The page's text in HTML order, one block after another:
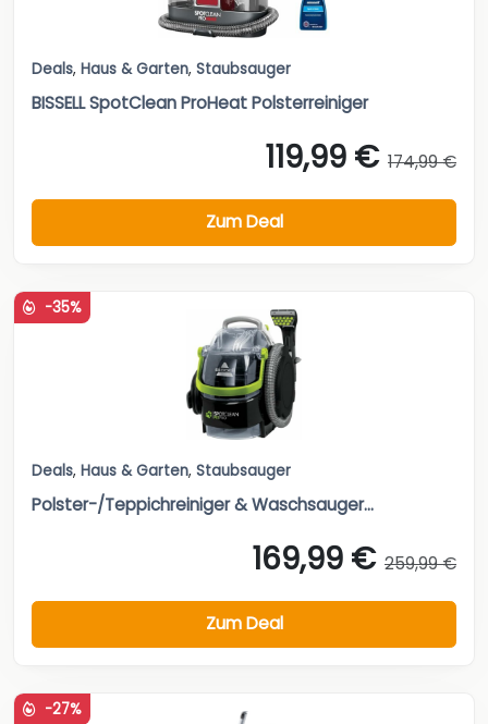
Deals, Haus & Garten, Staubsauger
BISSELL SpotClean ProHeat Polsterreiniger
119,99 € 174,99 €
Zum Deal
-35%
Deals, Haus & Garten, Staubsauger
Polster-/Teppichreiniger & Waschsauger...
169,99 € 259,99 €
Zum Deal
-27%